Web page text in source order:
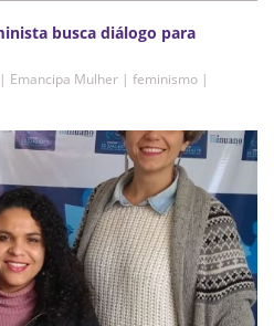
busca diálogo para
Emancipa Mulher | feminismo |